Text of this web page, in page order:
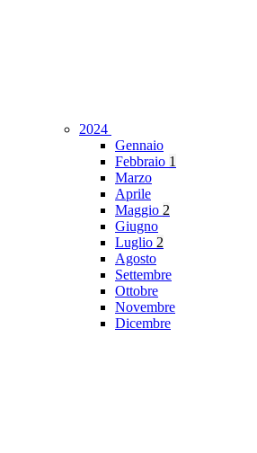
2024
Gennaio
Febbraio 1
Marzo
Aprile
Maggio 2
Giugno
Luglio 2
Agosto
Settembre
Ottobre
Novembre
Dicembre